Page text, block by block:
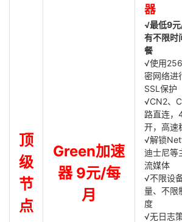
顶
级
节
点
Green加速
器 9元/每
月
器
√最低9元/
有不限时
餐
√使用
密网络进
SSL保护
√CN2、
路直连，
开，高速
√解锁
迪士尼等
流媒体
√不限设
量、不限
度
√无日志